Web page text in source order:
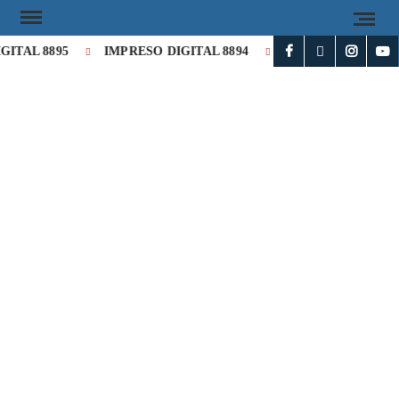
8895 IMPRESO DIGITAL 8894 Milei cataloga de